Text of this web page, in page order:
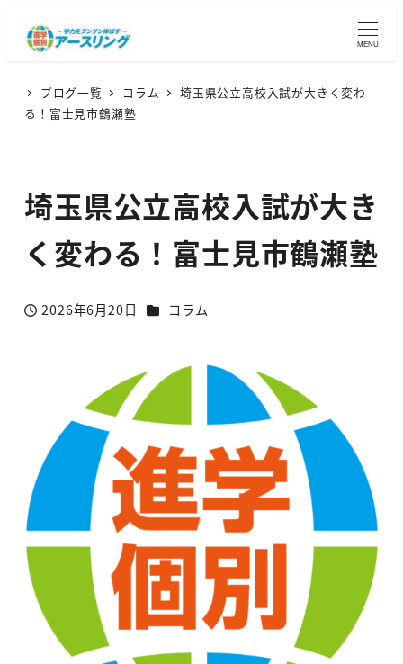
MENU
ブログ一覧 コラム
埼玉県公立高校入試が大きく変わ
る！富士見市鶴瀬塾
埼玉県公立高校入試が大き
く変わる！富士見市鶴瀬塾
投稿日
2026年6月20日 カテゴリー
コラム